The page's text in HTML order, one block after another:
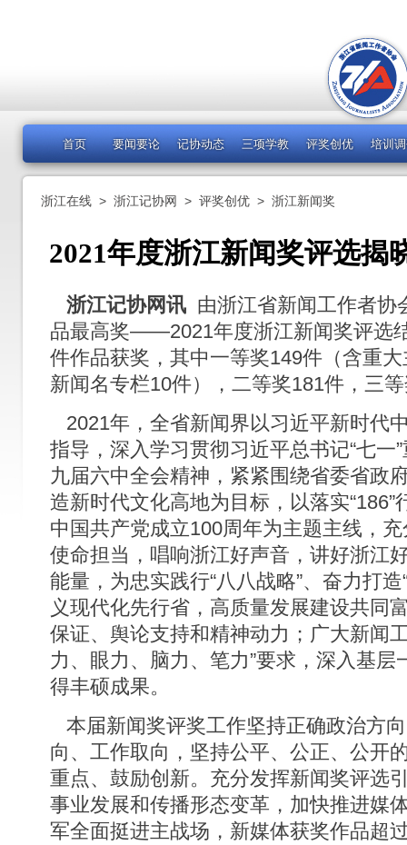
首页 要闻要论 记协动态 三项学教 评奖创优 培训
浙江在线 > 浙江记协网 > 评奖创优 > 浙江新闻奖
2021年度浙江新闻奖评选揭
浙江记协网讯 由浙江省新闻工作者协
品最高奖——2021年度浙江新闻奖评选
件作品获奖，其中一等奖149件（含重
新闻名专栏10件），二等奖181件，三
2021年，全省新闻界以习近平新时代
指导，深入学习贯彻习近平总书记“七一
九届六中全会精神，紧紧围绕省委省政
造新时代文化高地为目标，以落实
中国共产党成立100周年为主题主线，
使命担当，唱响浙江好声音，讲好浙江
能量，为忠实践行“八八战略”、奋力打
义现代化先行省，高质量发展建设共同
保证、舆论支持和精神动力；广大新闻
力、眼力、脑力、笔力”要求，深入基
得丰硕成果。
本届新闻奖评奖工作坚持正确政治方
向、工作取向，坚持公平、公正、公开
重点、鼓励创新。充分发挥新闻奖评选
事业发展和传播形态变革，加快推进媒
军全面挺进主战场，新媒体获奖作品超